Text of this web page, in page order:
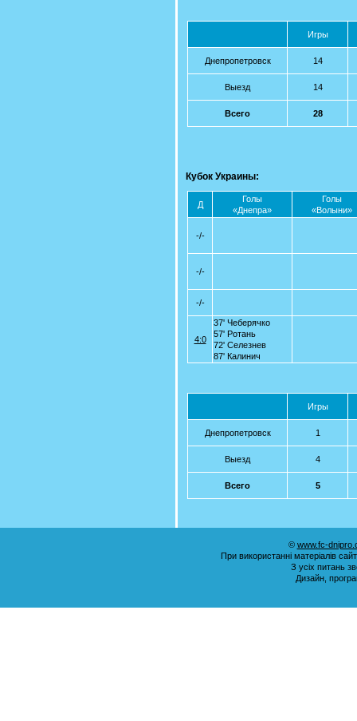
Игры
Днепропетровск 14
Выезд 14
Всего 28
Кубок Украины:
Д
Голы
«Днепра»
Голы
«Волыни»
-/-
-/-
-/-
4:0
37' Чеберячко
57' Ротань
72' Селезнев
87' Калинич
Игры
Днепропетровск 1
Выезд 4
Всего 5
© www.fc-
При використанні матеріалів
З усіх питань
Дизайн,